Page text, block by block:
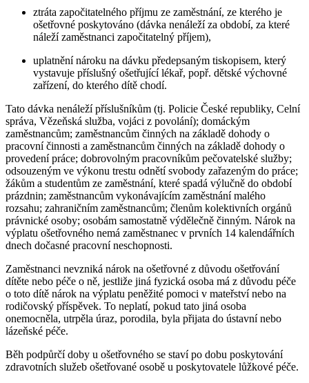
ztráta započitatelného příjmu ze zaměstnání, ze kterého je
ošetřovné poskytováno (dávka nenáleží za období, za které
náleží zaměstnanci započitatelný příjem),
uplatnění nároku na dávku předepsaným tiskopisem, který
vystavuje příslušný ošetřující lékař, popř. dětské výchovné
zařízení, do kterého dítě chodí.
Tato dávka nenáleží příslušníkům (tj. Policie České republiky, Celní
správa, Vězeňská služba, vojáci z povolání); domáckým
zaměstnancům; zaměstnancům činných na základě dohody o
pracovní činnosti a zaměstnancům činných na základě dohody o
provedení práce; dobrovolným pracovníkům pečovatelské služby;
odsouzeným ve výkonu trestu odnětí svobody zařazeným do práce;
žákům a studentům ze zaměstnání, které spadá výlučně do období
prázdnin; zaměstnancům vykonávajícím zaměstnání malého
rozsahu; zahraničním zaměstnancům; členům kolektivních orgánů
právnické osoby; osobám samostatně výdělečně činným. Nárok na
výplatu ošetřovného nemá zaměstnanec v prvních 14 kalendářních
dnech dočasné pracovní neschopnosti.
Zaměstnanci nevzniká nárok na ošetřovné z důvodu ošetřování
dítěte nebo péče o ně, jestliže jiná fyzická osoba má z důvodu péče
o toto dítě nárok na výplatu peněžité pomoci v mateřství nebo na
rodičovský příspěvek. To neplatí, pokud tato jiná osoba
onemocněla, utrpěla úraz, porodila, byla přijata do ústavní nebo
lázeňské péče.
Běh podpůrčí doby u ošetřovného se staví po dobu poskytování
zdravotních služeb ošetřované osobě u poskytovatele lůžkové péče.